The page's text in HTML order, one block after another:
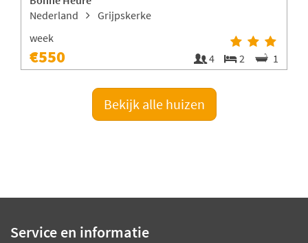
Nederland
Grijpskerke
week
€550 4 2 1
Bekijk alle huizen
Service en informatie